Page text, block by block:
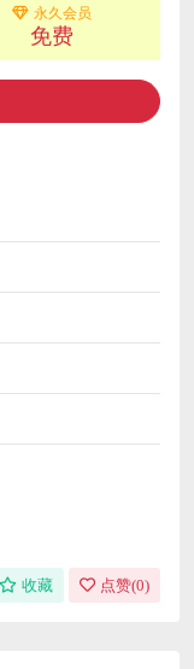
永久会员
免费
收藏 点赞(0)